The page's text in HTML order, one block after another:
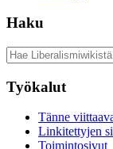
Haku
Työkalut
Tänne
Linkitettyjen
Toimintosivut